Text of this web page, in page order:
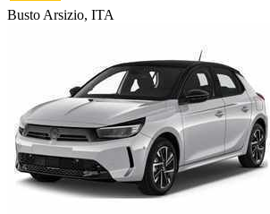
Busto Arsizio, ITA